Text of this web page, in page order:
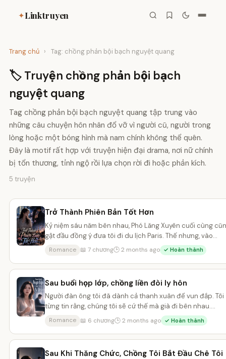
✦Linktruyen
Trang chủ › Tag: chồng phản bội bạch nguyệt quang
🏷️ Truyện chồng phản bội bạch
nguyệt quang
Tag chồng phản bội bạch nguyệt quang tập trung vào
những câu chuyện hôn nhân đổ vỡ vì người cũ, người trong
lòng hoặc một bóng hình mà nam chính không thể quên.
Đây là motif rất hợp với truyện hiện đại drama, nơi nữ chính
bị tổn thương, tỉnh ngộ rồi lựa chọn rời đi hoặc phản kích.
5 truyện
Trở Thành Phiên Bản Tốt Hơn
Kỷ niệm sáu năm bên nhau, Phó Lăng Xuyên cuối cùng
gật đầu đồng ý đưa tôi đi du lịch Paris. Thế nhưng, vào
đúng...
Romance 📖 7 chương🕒 2 months ago ✓ Hoàn thành
Sau buổi họp lớp, chồng liền đòi ly hôn
Người đàn ông tôi đã dành cả thanh xuân để vun đắp. Tôi
từng tin rằng, chúng tôi sẽ cứ thế mà già đi bên nhau.
Nhưng,...
Romance 📖 6 chương🕒 2 months ago ✓ Hoàn thành
Sau Khi Thăng Chức, Chồng Tôi Bắt Đầu Chê Tôi